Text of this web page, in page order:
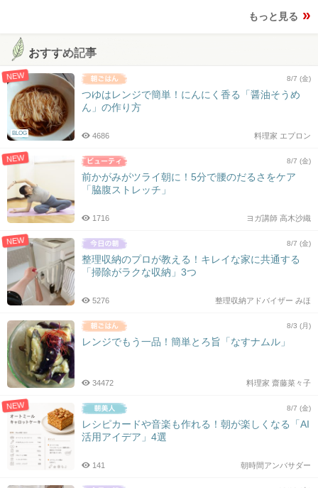
もっと見る
おすすめ記事
NEW
BLOG
8/7 (金)
つゆはレンジで簡単！にんにく香る「醤油そうめ
ん」の作り方
料理家 エプロン
4686
NEW 8/7 (金)
前かがみがツライ朝に！5分で腰のだるさをケア
「脇腹ストレッチ」
ヨガ講師 高木沙織
1716
NEW 8/7 (金)
整理収納のプロが教える！キレイな家に共通する
「掃除がラクな収納」3つ
整理収納アドバイザー みほ
5276
8/3 (月)
レンジでもう一品！簡単とろ旨「なすナムル」
料理家 齋藤菜々子
34472
NEW 8/7 (金)
レシピカードや音楽も作れる！朝が楽しくなる「AI
活用アイデア」4選
朝時間アンバサダー
141